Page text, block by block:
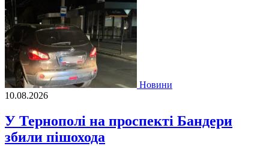
Новини
10.08.2026
У Тернополі на проспекті Бандери
збили пішохода